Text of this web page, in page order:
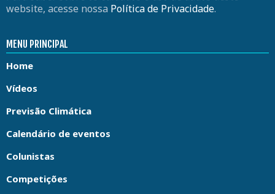
website, acesse nossa Política de Privacidade.
MENU PRINCIPAL
Home
Vídeos
Previsão Climática
Calendário de eventos
Colunistas
Competições